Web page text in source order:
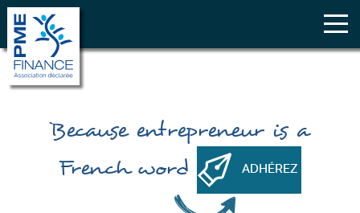
Because entrepreneur is a
French word
ADHÉREZ